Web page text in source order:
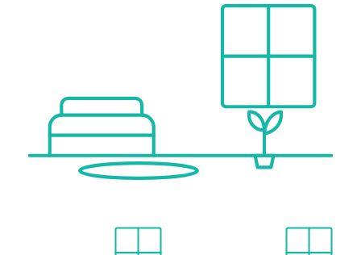
Kinder & Schulen
Kindergarten <3.000m
Schule <1.000m
Universität <9.000m
Höhere Schule <10.000m